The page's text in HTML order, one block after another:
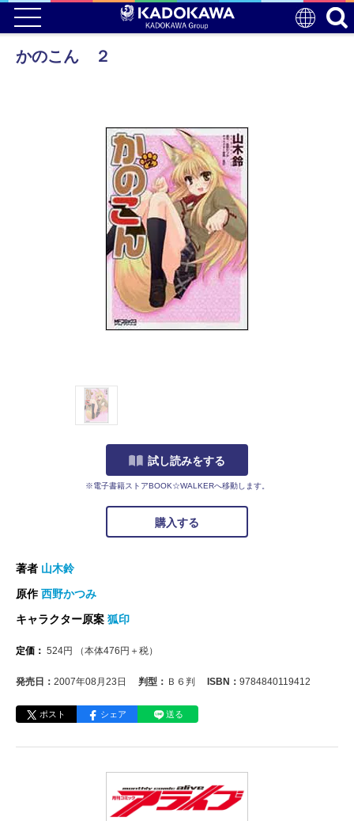
かのこん ２
試し読みをする
※電子書籍ストアBOOK☆WALKERへ移動します。
購入する
著者 山木鈴
原作西野かつみ
キャラクター原案 狐印
定価： 524円 （本体476 円＋税）
発売日： 2007年08月23日 判型： Ｂ６判 ISBN： 9784840119412
ポスト シェア 送る